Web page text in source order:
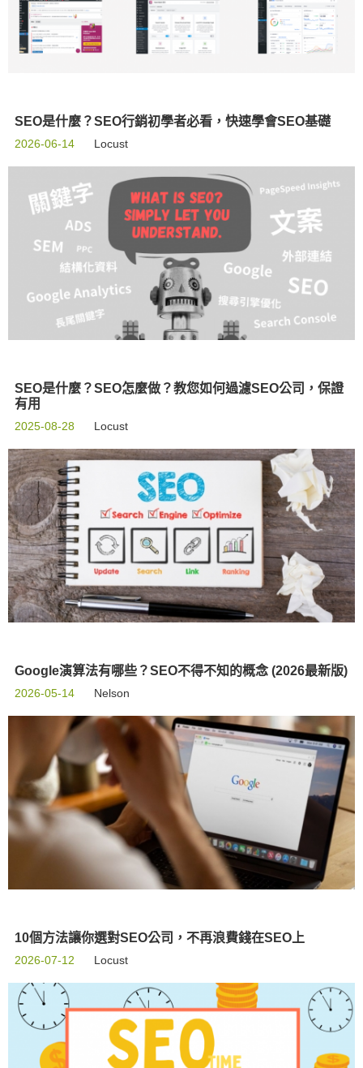
SEO是什麼？SEO行銷初學者必看，快速學會SEO基礎
2026-06-14 Locust
SEO是什麼？SEO怎麼做？教您如何過濾SEO公司，保證
有用
2025-08-28 Locust
Google演算法有哪些？SEO不得不知的概念 (2026最新版)
2026-05-14 Nelson
10個方法讓你選對SEO公司，不再浪費錢在SEO上
2026-07-12 Locust